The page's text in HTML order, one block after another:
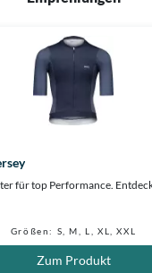
für top Performance.
Größen: S, M, L, XL, XXL
Zum Produkt